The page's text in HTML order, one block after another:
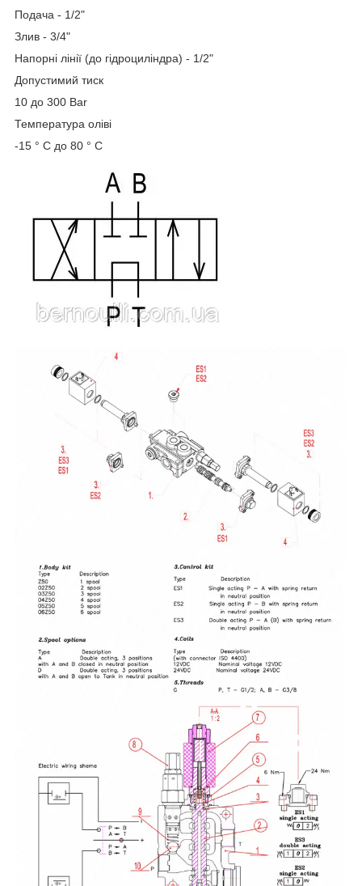
Подача - 1/2"
Злив - 3/4"
Напорні лінії (до гідроциліндра) - 1/2"
Допустимий тиск
10 до 300 Bar
Температура оліві
-15 ° С до 80 ° С